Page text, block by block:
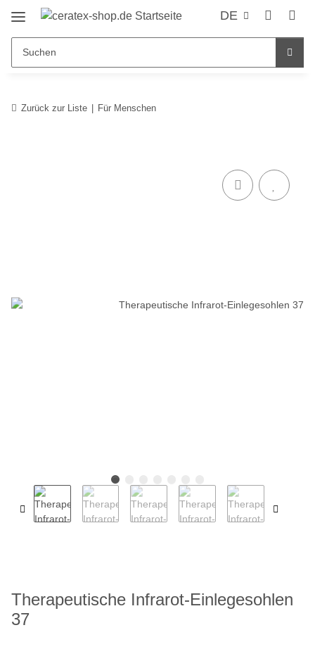
DE
Zurück zur Liste Für Menschen
Therapeutische Infrarot-Einlegesohlen
37